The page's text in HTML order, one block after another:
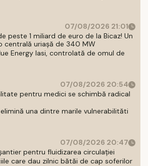
07/08/2026 21:01
peste 1 miliard de euro de la Bicaz! Un
centrală uriașă de 340 MW
Energy Iasi, controlată de omul de
07/08/2026 20:54
pentru medici se schimbă radical
una dintre marile vulnerabilităti
07/08/2026 20:47
pentru fluidizarea circulației
care dau zilnic bătăi de cap soferilor